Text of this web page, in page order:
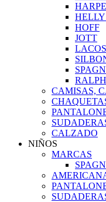
HOFF
JOTT
CAMISAS,
CALZADO
NIÑOS
MARCAS